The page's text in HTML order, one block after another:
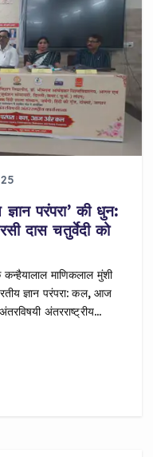
परंपरा’ की धुन:
दास चतुर्वेदी को
माणिकलाल मुंशी
ज्ञान परंपरा: कल, आज
अंतरराष्ट्रीय…